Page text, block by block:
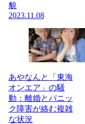
貌
2023.11.08
あやなんと「東海
オンエア」の騒
動：離婚とパニッ
ク障害が絡む複雑
な状況